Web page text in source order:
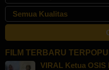
FILM TERBARU
VIRAL Ketua